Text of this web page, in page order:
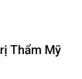
Thẩm Mỹ